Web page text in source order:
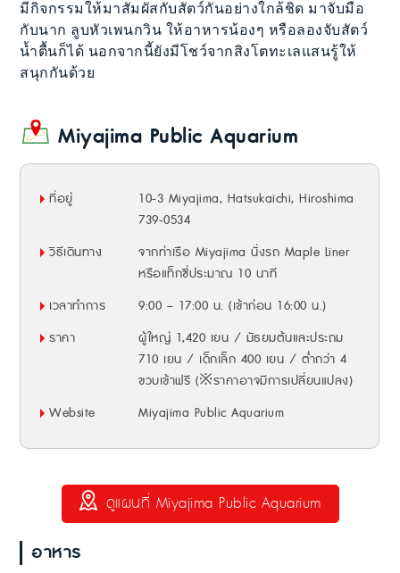
มีกิจกรรมให้มาสัมผัสกับสัตว์กันอย่างใกล้ชิด มาจับมือ
กับนาก ลูบหัวเพนกวิน ให้อาหารน้องๆ หรือลองจับสัตว์
น้ำตื้นก็ได้ นอกจากนี้ยังมีโชว์จากสิงโตทะเลแสนรู้ให้
สนุกกันด้วย
Miyajima Public Aquarium
ที่อยู่
10-3 Miyajima, Hatsukaichi, Hiroshima
739-0534
วิธีเดินทาง
จากท่าเรือ Miyajima นั่งรถ Maple Liner
หรือแท็กซี่ประมาณ 10 นาที
เวลาทำการ
9:00 – 17:00 น. (เข้าก่อน 16:00 น.)
ราคา
ผู้ใหญ่ 1,420 เยน / มัธยมต้นและประถม
710 เยน / เด็กเล็ก 400 เยน / ต่ำกว่า 4
ขวบเข้าฟรี (※ราคาอาจมีการเปลี่ยนแปลง)
Website
Miyajima Public Aquarium
ดูแผนที่ Miyajima Public Aquarium
อาหาร